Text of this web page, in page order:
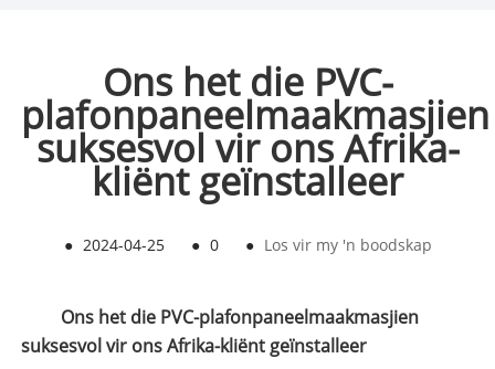
Ons het die PVC-
plafonpaneelmaakmasjien
suksesvol vir ons Afrika-
kliënt geïnstalleer
● 2024-04-25 ● 0 ● Los vir my 'n boodskap
Ons het die PVC-plafonpaneelmaakmasjien
suksesvol vir ons Afrika-kliënt geïnstalleer